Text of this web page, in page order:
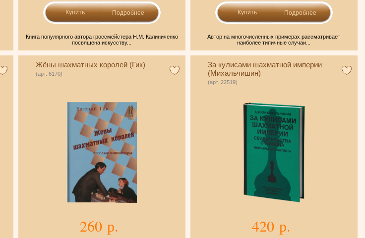
Подробнее
Книга популярного автора гроссмейстера Н.М. Калиниченко
посвящена искусству...
Подробнее
Автор на многочисленных примерах рассматривает
наиболее типичные случаи...
Жёны шахматных королей (Гик)
(арт. 6170)
260 р.
За кулисами шахматной империи
(Михальчишин)
(арт. 22519)
420 р.